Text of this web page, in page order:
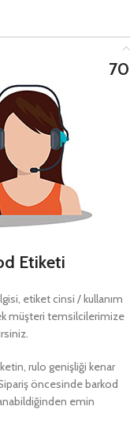
70
Etiketi
etiket cinsi / kullanım
müşteri temsilcilerimize
rulo genişliği kenar
öncesinde barkod
emin